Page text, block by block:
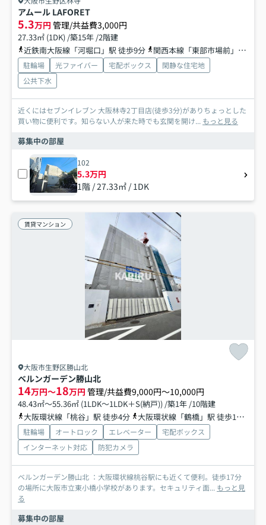
アムール LAFORET
5.3万円 管理/共益費3,000円
27.33㎡ (1DK) /築15年 /2階建
近鉄南大阪線「河堀口」駅 徒歩9分
関西本線「東部市場前」駅 徒歩10分
駐輪場 光ファイバー 宅配ボックス
閑静な住宅地
公共下水
近くにはセブンイレブン 大阪林寺2丁目店(徒歩3分)がありちょっとした
買い物に便利です。知らない人が来た時でも玄関を開け... もっと見る
募集中の部屋
102
5.3万円
1階 / 27.33㎡ / 1DK
賃貸マンション
大阪市生野区勝山北
ベルンガーデン勝山北
14万円～18万円 管理/共益費9,000円～10,000円
48.43㎡～55.36㎡ (1LDK～1LDK＋S(納戸)) /築1年 /10階建
大阪環状線「桃谷」駅 徒歩4分
大阪環状線「鶴橋」駅 徒歩13分
駐輪場 オートロック エレベーター
宅配ボックス
インターネット対応
防犯カメラ
ベルンガーデン勝山北 ：大阪環状線桃谷駅にも近くて便利。徒歩17分
の場所に大阪市立東小橋小学校があります。セキュリティ面... もっと見
る
募集中の部屋